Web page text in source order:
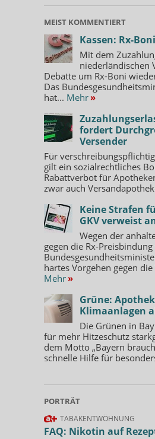
MEIST KOMMENTIERT
Kassen: Rx-
Mit dem
niederländischen
Debatte um Rx-Boni
Das
hat... Mehr »
fordert
Versender
Für
gilt ein sozialrechtliches
Rabattverbot für
zwar auch
Keine Strafen
GKV verweist
Wegen der
gegen die Rx-
hartes Vorgehen gegen
Mehr »
Grüne:
Klimaanlagen
Die Grünen in
für mehr Hitzeschutz
dem Motto „Bayern
schnelle Hilfe für
PORTRÄT
TABAKENTWÖHNUNG
FAQ: Nikotin auf